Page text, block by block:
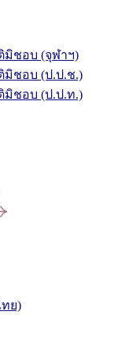
มิชอบ (จุฬาฯ)
มิชอบ (ป.ป.ช.)
มิชอบ (ป.ป.ท.)
ย)